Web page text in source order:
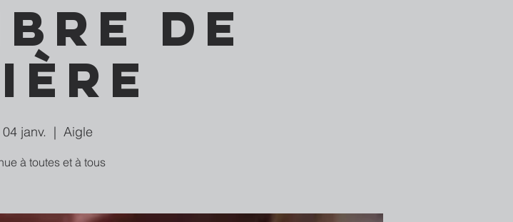
de
04 janv.
  |
Aigle
à toutes et à tous